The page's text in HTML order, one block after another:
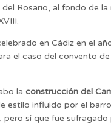
Rosario, al fondo de
en Cádiz en el
el caso del convento
la construcción del
estilo influido por el
sí que fue